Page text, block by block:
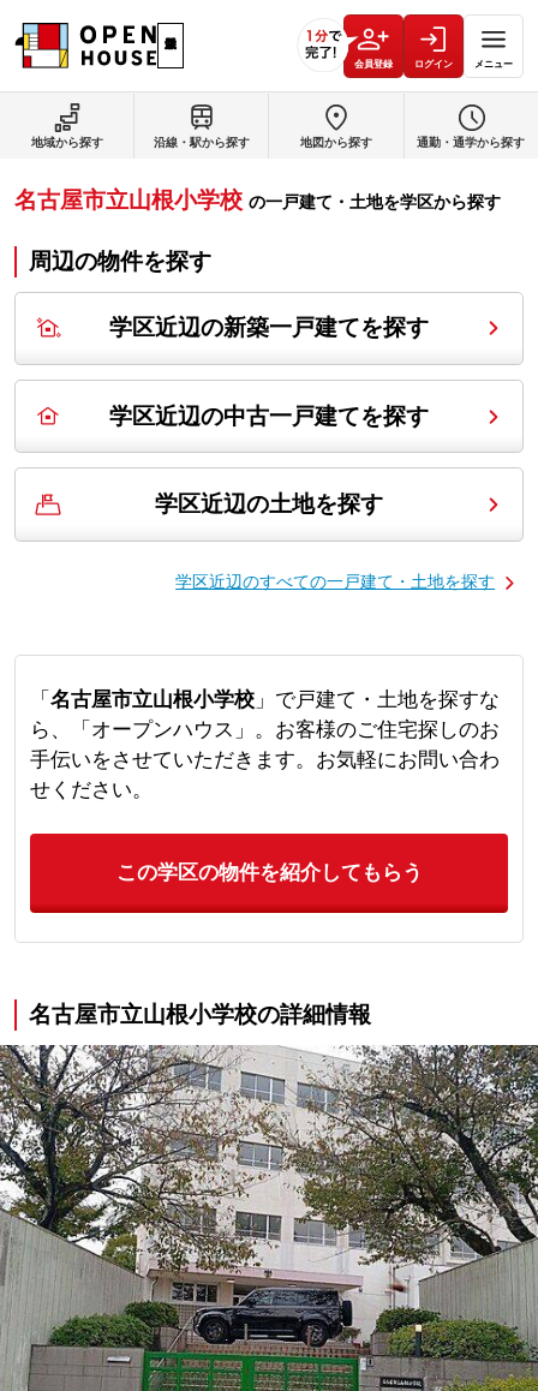
会員登録 ログイン メニュー
地域から探す 沿線・駅から探す 地図から探す 通勤・通学から探す
名古屋市立山根小学校 の一戸建て・土地を学区から探す
周辺の物件を探す
学区近辺の新築一戸建てを探す
学区近辺の中古一戸建てを探す
学区近辺の土地を探す
学区近辺のすべての一戸建て・土地を探す
「 名古屋市立山根小学校」で戸建て・土地を探すな
ら、「オープンハウス」。お客様のご住宅探しのお
手伝いをさせていただきます。お気軽にお問い合わ
せください。
この学区の物件を紹介してもらう
名古屋市立山根小学校の詳細情報